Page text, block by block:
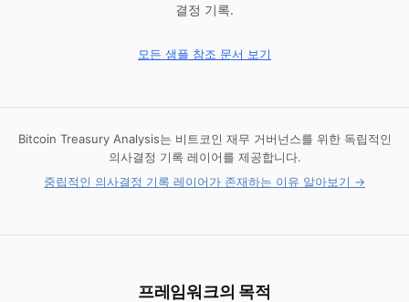
결정 기록.
모든 샘플 참조 문서 보기
Bitcoin Treasury Analysis는 비트코인 재무 거버넌스를 위한 독립적인
의사결정 기록 레이어를 제공합니다.
중립적인 의사결정 기록 레이어가 존재하는 이유 알아보기 →
프레임워크의 목적